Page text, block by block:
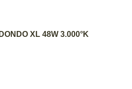
AL CARRITO
XL 48W 3.000°K